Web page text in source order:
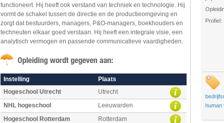
functioneert. Hij heeft ook verstand van techniek en technologie. Hij
vormt de schakel tussen de directie en de productieomgeving en
zorgt dat bestuurders, managers, P&O-managers, boekhouders en
techneuten elkaar goed verstaan. Hij heeft een integrale visie, een
analytisch vermogen en passende communicatieve vaardigheden.
Instelling
Plaats
Hogeschool Utrecht
Utrecht
NHL hogeschool
Leeuwarden
Hogeschool Rotterdam
Rotterdam
Profiel:
human